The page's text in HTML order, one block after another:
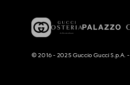
© 2016 - 2025 Guccio Gucci S.p.A.